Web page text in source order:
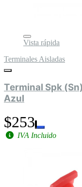
Vista rápida
Terminales Aisladas
Terminal Spk
Azul
$253
IVA Incluido